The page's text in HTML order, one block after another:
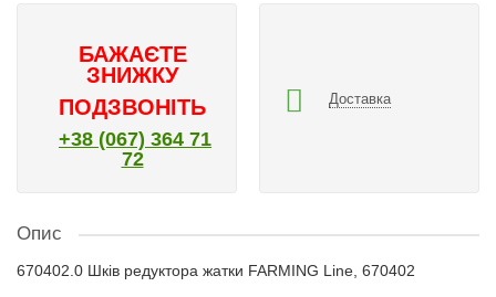
БАЖАЄТЕ
ЗНИЖКУ
ПОДЗВОНІТЬ
+38 (067) 364 71
72
Доставка
Опис
670402.0 Шків редуктора жатки FARMING Line, 670402